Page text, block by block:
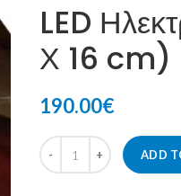
LED
Χ 16 cm)
190.00€
ADD